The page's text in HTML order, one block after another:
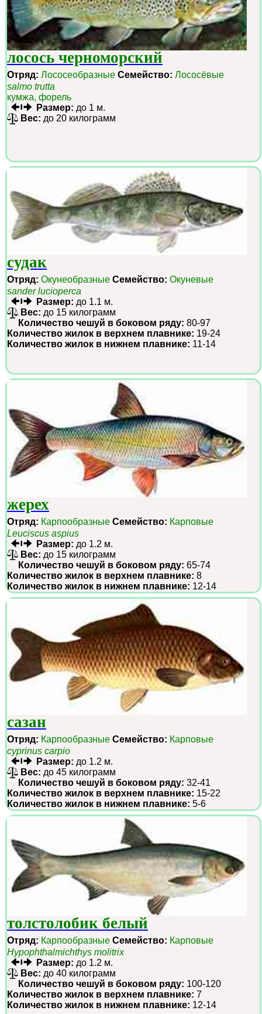
лосось черноморский
Отряд: Лососеобразные Семейство: Лососёвые
salmo trutta
кумжа, форель
Размер: до 1 м.
Вес: до 20 килограмм
судак
Отряд: Окунеобразные Семейство: Окуневые
sander lucioperca
Размер: до 1.1 м.
Вес: до 15 килограмм
Количество чешуй в боковом ряду: 80-97
Количество жилок в верхнем плавнике: 19-24
Количество жилок в нижнем плавнике: 11-14
жерех
Отряд: Карпообразные Семейство: Карповые
Leuciscus aspius
Размер: до 1.2 м.
Вес: до 15 килограмм
Количество чешуй в боковом ряду: 65-74
Количество жилок в верхнем плавнике: 8
Количество жилок в нижнем плавнике: 12-14
сазан
Отряд: Карпообразные Семейство: Карповые
cyprinus carpio
Размер: до 1.2 м.
Вес: до 45 килограмм
Количество чешуй в боковом ряду: 32-41
Количество жилок в верхнем плавнике: 15-22
Количество жилок в нижнем плавнике: 5-6
толстолобик белый
Отряд: Карпообразные Семейство: Карповые
Hypophthalmichthys molitrix
Размер: до 1.2 м.
Вес: до 40 килограмм
Количество чешуй в боковом ряду: 100-120
Количество жилок в верхнем плавнике: 7
Количество жилок в нижнем плавнике: 12-14